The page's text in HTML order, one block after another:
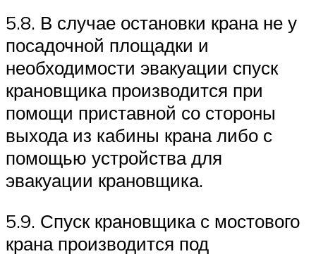
5.8. В случае остановки крана не у
посадочной площадки и
необходимости эвакуации спуск
крановщика производится при
помощи приставной со стороны
выхода из кабины крана либо с
помощью устройства для
эвакуации крановщика.
5.9. Спуск крановщика с мостового
крана производится под